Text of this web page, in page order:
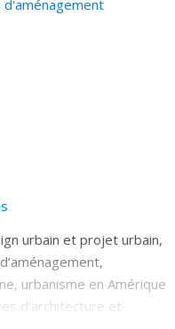
urbain et projet urbain,
urbanisme en Amérique
d’architecture et